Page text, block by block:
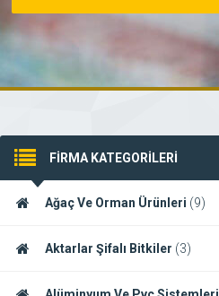
FİRMA KATEGORİLERİ
Ağaç Ve Orman Ürünleri (9)
Aktarlar Şifalı Bitkiler (3)